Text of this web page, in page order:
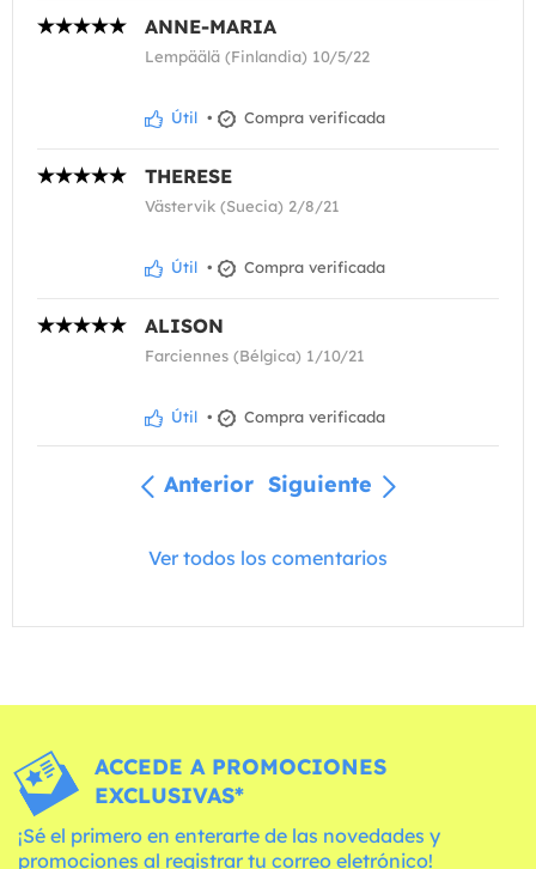
ANNE-MARIA
Lempäälä (Finlandia) 10/5/22
Útil • Compra verificada
THERESE
Västervik (Suecia) 2/8/21
Útil • Compra verificada
ALISON
Farciennes (Bélgica) 1/10/21
Útil • Compra verificada
Anterior Siguiente
Ver todos los comentarios
ACCEDE A PROMOCIONES
EXCLUSIVAS*
¡Sé el primero en enterarte de las novedades y
promociones al registrar tu correo eletrónico!